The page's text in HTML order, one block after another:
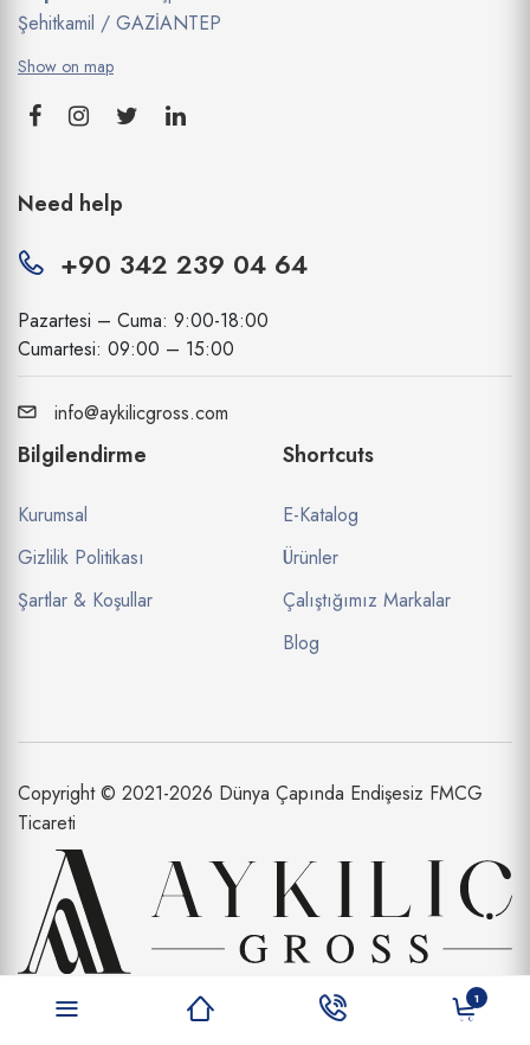
Şehitkamil / GAZİANTEP
Show on map
Need help
+90 342 239 04 64
Pazartesi – Cuma: 9:00-18:00
Cumartesi: 09:00 – 15:00
info@aykilicgross.com
Bilgilendirme
Kurumsal
Gizlilik Politikası
Şartlar & Koşullar
Shortcuts
E-Katalog
Ürünler
Çalıştığımız Markalar
Blog
Copyright © 2021-2026 Dünya Çapında Endişesiz FMCG
Ticareti
Aykılıç Dış Ticaret Limited Şirketi bir
Aykılıç Şirketler Topluluğu İştirakidir.
1